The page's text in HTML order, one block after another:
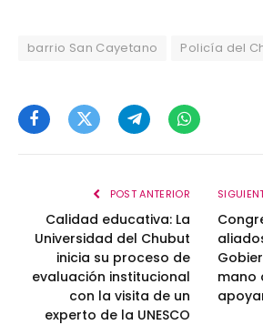
barrio San Cayetano Policía del
FacebookTwitterTelegramWhatsApp
POST ANTERIOR
Calidad educativa: La
Universidad del Chubut
inicia su proceso de
evaluación institucional
con la visita de un
experto de la UNESCO
mano